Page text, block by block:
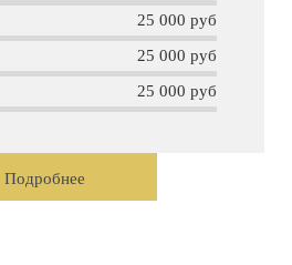
25 000 руб
25 000 руб
25 000 руб
Подробнее